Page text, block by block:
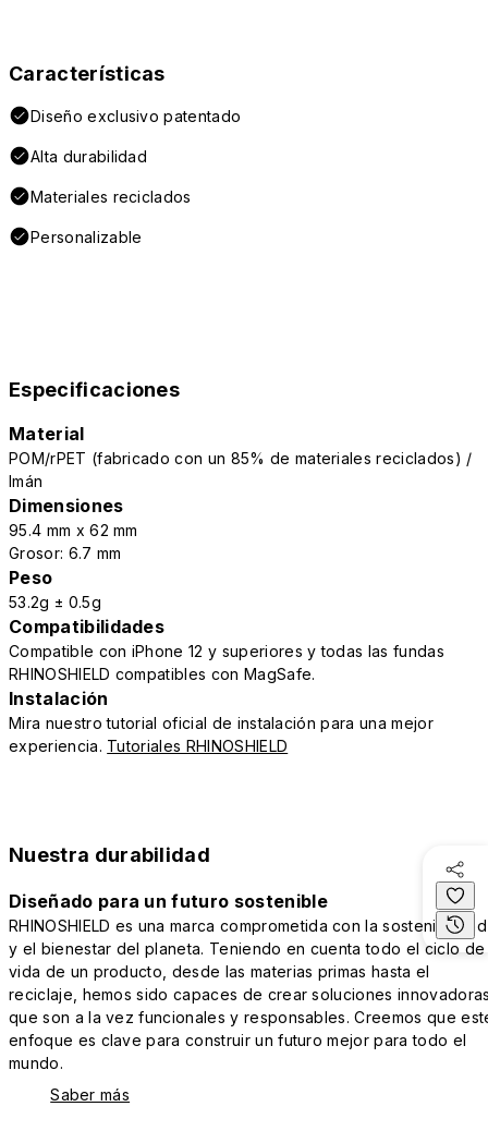
Características
Diseño exclusivo patentado
Alta durabilidad
Materiales reciclados
Personalizable
Especificaciones
Material
POM/rPET (fabricado con un 85% de materiales reciclados) /
Imán
Dimensiones
95.4 mm x 62 mm
Grosor: 6.7 mm
Peso
53.2g ± 0.5g
Compatibilidades
Compatible con iPhone 12 y superiores y todas las fundas
RHINOSHIELD compatibles con MagSafe.
Instalación
Mira nuestro tutorial oficial de instalación para una mejor
experiencia. Tutoriales RHINOSHIELD
Nuestra durabilidad
Diseñado para un futuro sostenible
RHINOSHIELD es una marca comprometida con la sostenibilidad
y el bienestar del planeta. Teniendo en cuenta todo el ciclo de
vida de un producto, desde las materias primas hasta el
reciclaje, hemos sido capaces de crear soluciones
que son a la vez funcionales y responsables. Creemos que
enfoque es clave para construir un futuro mejor para todo el
mundo.
Saber más